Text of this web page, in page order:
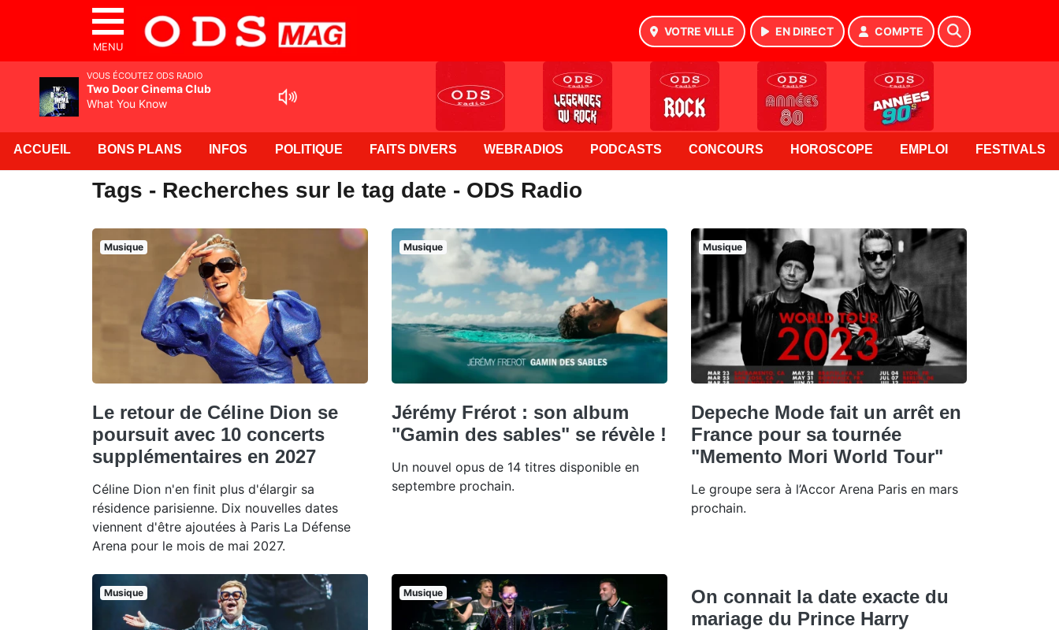
MENU
VOTRE VILLE EN DIRECT COMPTE
ACCUEIL BONS PLANS INFOS POLITIQUE FAITS DIVERS WEBRADIOS PODCASTS CONCOURS HOROSCOPE EMPLOI FESTIVALS
Tags - Recherches sur le tag date - ODS Radio
Musique
Le retour de Céline Dion se
poursuit avec 10 concerts
supplémentaires en 2027
Céline Dion n'en finit plus d'élargir sa
résidence parisienne. Dix nouvelles dates
viennent d'être ajoutées à Paris La Défense
Arena pour le mois de mai 2027.
Musique
Jérémy Frérot : son album
"Gamin des sables" se révèle !
Un nouvel opus de 14 titres disponible en
septembre prochain.
Musique
Depeche Mode fait un arrêt en
France pour sa tournée
"Memento Mori World Tour"
Le groupe sera à l’Accor Arena Paris en mars
prochain.
Musique Musique
On connait la date exacte du
mariage du Prince Harry
VOUS ÉCOUTEZ ODS RADIO
Two Door Cinema Club
What You Know